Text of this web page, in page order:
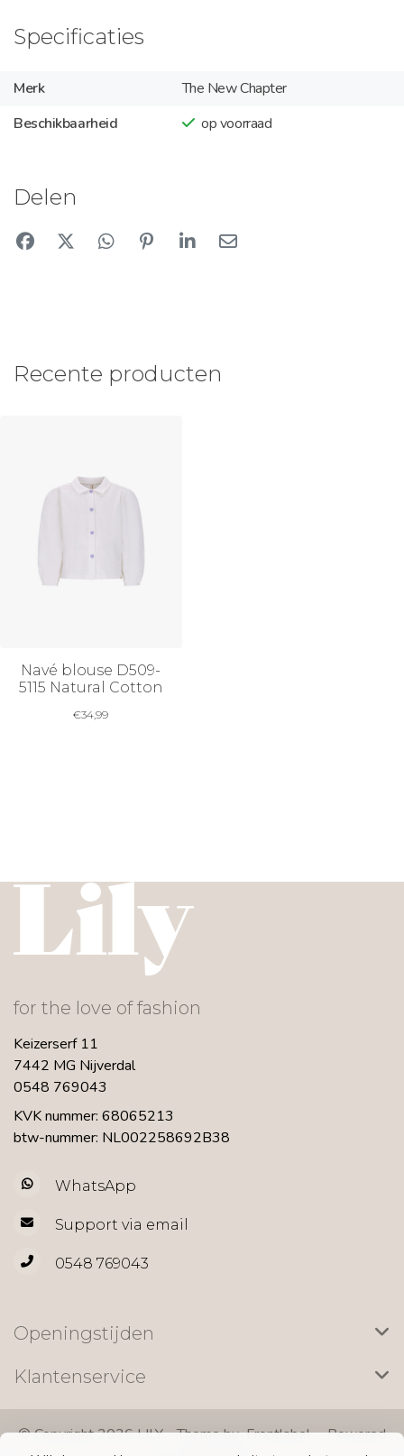
Specificaties
Merk
The New Chapter
Beschikbaarheid
op voorraad
Delen
Recente producten
Navé blouse D509-
5115 Natural Cotton
€34,99
for the love of fashion
Keizerserf 11
7442 MG Nijverdal
0548 769043
KVK nummer: 68065213
btw-nummer: NL002258692B38
WhatsApp
Support via email
0548 769043
Openingstijden
Klantenservice
© Copyright 2026 LILY - Theme byFrontlabel- Powered